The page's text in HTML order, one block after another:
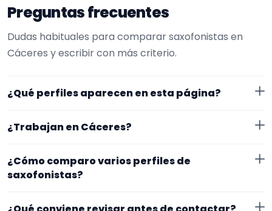
Preguntas frecuentes
Dudas habituales para comparar saxofonistas en
Cáceres y escribir con más criterio.
¿Qué perfiles aparecen en esta página?
EncuentraMúsico. Además, la página se centra en
¿Trabajan en Cáceres?
en Cáceres. Aun así, conviene confirmar lugar exacto,
cerrar nada.
¿Cómo comparo varios perfiles de
saxofonistas?
Compara especialidad principal, experiencia, vídeos o